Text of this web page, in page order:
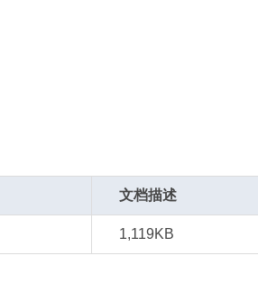
文档描述
1,119KB